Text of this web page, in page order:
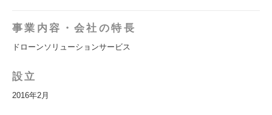
事業内容・会社の特長
ドローンソリューションサービス
設立
2016年2月